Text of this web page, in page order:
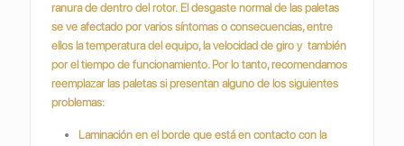
ranura de dentro del rotor. El desgaste normal de las paletas
se ve afectado por varios síntomas o consecuencias, entre
ellos la temperatura del equipo, la velocidad de giro y también
por el tiempo de funcionamiento. Por lo tanto, recomendamos
reemplazar las paletas si presentan alguno de los siguientes
problemas:
Laminación en el borde que está en contacto con la